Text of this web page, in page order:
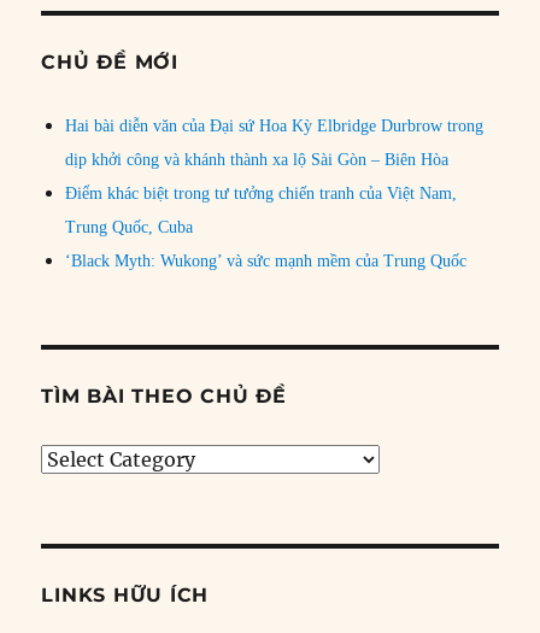
CHỦ ĐỀ MỚI
Hai bài diễn văn của Đại sứ Hoa Kỳ Elbridge Durbrow trong
dịp khởi công và khánh thành xa lộ Sài Gòn – Biên Hòa
Điểm khác biệt trong tư tưởng chiến tranh của Việt Nam,
Trung Quốc, Cuba
‘Black Myth: Wukong’ và sức mạnh mềm của Trung Quốc
TÌM BÀI THEO CHỦ ĐỀ
Tìm
đề
LINKS HỮU ÍCH